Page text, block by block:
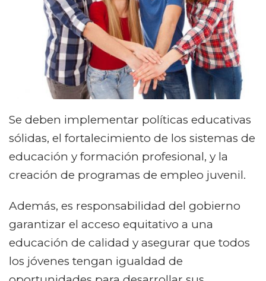
Se deben implementar políticas educativas
sólidas, el fortalecimiento de los sistemas de
educación y formación profesional, y la
creación de programas de empleo juvenil.
Además, es responsabilidad del gobierno
garantizar el acceso equitativo a una
educación de calidad y asegurar que todos
los jóvenes tengan igualdad de